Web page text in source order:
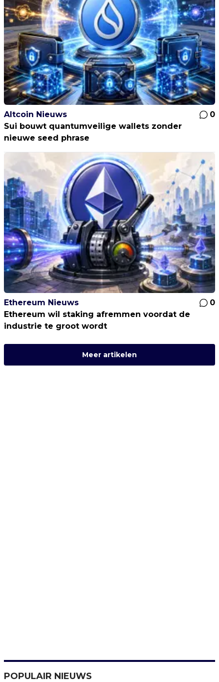
Altcoin Nieuws
0
Sui bouwt quantumveilige wallets zonder
nieuwe seed phrase
Ethereum Nieuws
0
Ethereum wil staking afremmen voordat de
industrie te groot wordt
Meer artikelen
POPULAIR NIEUWS